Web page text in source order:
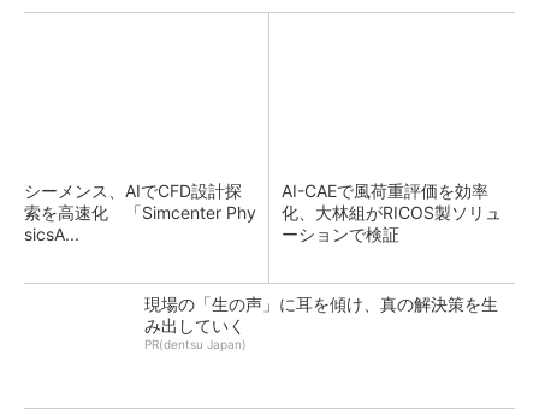
シーメンス、AIでCFD設計探
索を高速化 「Simcenter Phy
sicsA...
AI-CAEで風荷重評価を効率
化、大林組がRICOS製ソリュ
ーションで検証
現場の「生の声」に耳を傾け、真の解決策を生
み出していく
PR(dentsu Japan)